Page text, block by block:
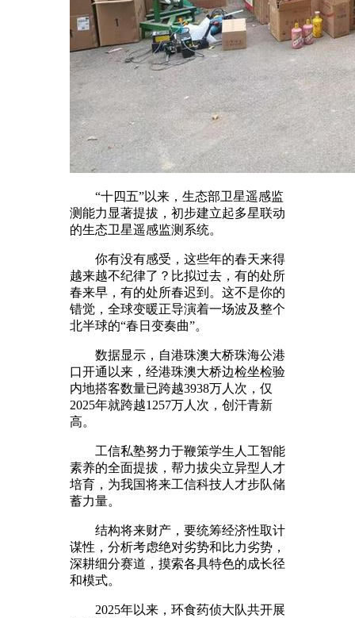
“十四五”以来，生态部卫星遥感监
测能力显著提拔，初步建立起多星联动
的生态卫星遥感监测系统。
你有没有感受，这些年的春天来得
越来越不纪律了？比拟过去，有的处所
春来早，有的处所春迟到。这不是你的
错觉，全球变暖正导演着一场波及整个
北半球的“春日变奏曲”。
数据显示，自港珠澳大桥珠海公港
口开通以来，经港珠澳大桥边检坐检验
内地搭客数量已跨越3938万人次，仅
2025年就跨越1257万人次，创汗青新
高。
工信私塾努力于鞭策学生人工智能
素养的全面提拔，帮力拔尖立异型人才
培育，为我国将来工信科技人才步队储
蓄力量。
结构将来财产，要统筹经济性取计
谋性，分析考虑绝对劣势和比力劣势，
深耕细分赛道，摸索各具特色的成长径
和模式。
2025年以来，环食药侦大队共开展